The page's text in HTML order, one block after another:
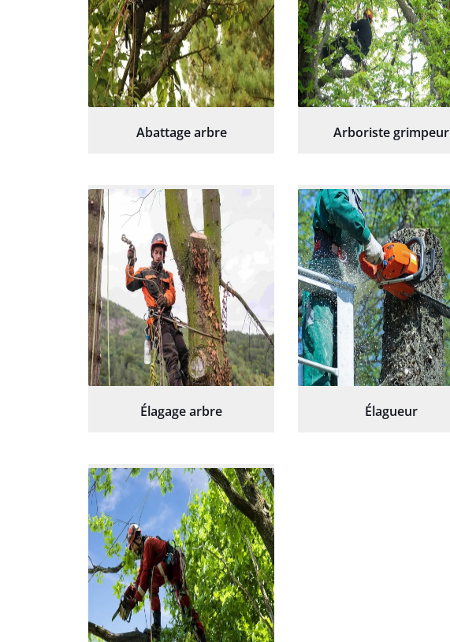
Abattage arbre Arboriste grimpeur
Élagage arbre Élagueur